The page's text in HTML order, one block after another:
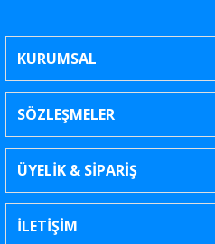
KURUMSAL
SÖZLEŞMELER
ÜYELİK & SİPARİŞ
İLETİŞİM